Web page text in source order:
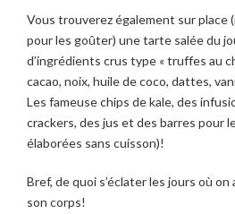
Vous trouverez également sur place
pour les goûter) une tarte salée du
d’ingrédients crus type « truffes au
cacao, noix, huile de coco, dattes,
Les fameuse chips de kale, des
crackers, des jus et des barres pour
élaborées sans cuisson)!
Bref, de quoi s’éclater les jours où on
son corps!